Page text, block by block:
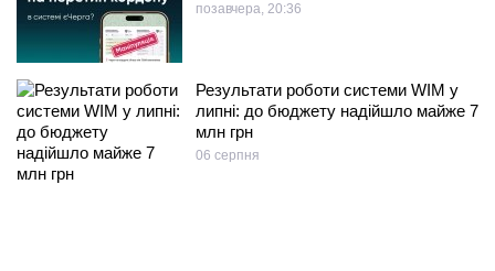
позавчера, 20:36
Результати роботи системи WIM у
липні: до бюджету надійшло майже 7
млн грн
06 серпня